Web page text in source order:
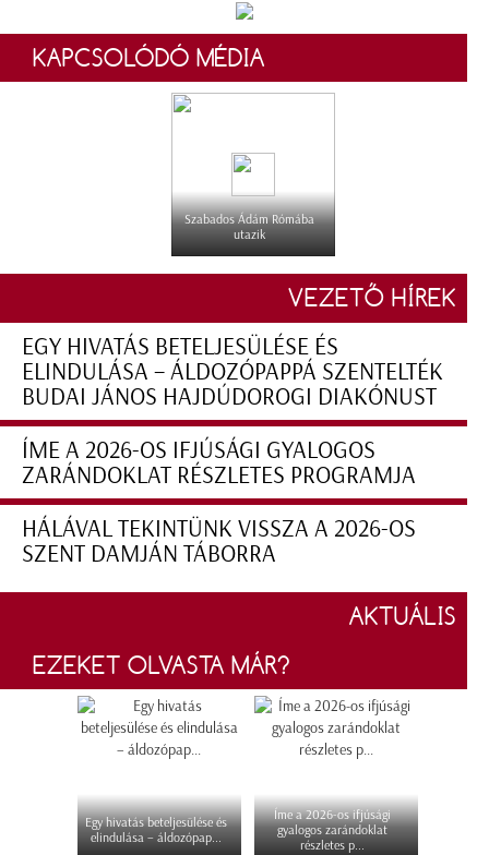
KAPCSOLÓDÓ MÉDIA
Szabados Ádám Rómába
utazik
VEZETŐ HÍREK
EGY HIVATÁS BETELJESÜLÉSE ÉS
ELINDULÁSA – ÁLDOZÓPAPPÁ SZENTELTÉK
BUDAI JÁNOS HAJDÚDOROGI DIAKÓNUST
ÍME A 2026-OS IFJÚSÁGI GYALOGOS
ZARÁNDOKLAT RÉSZLETES PROGRAMJA
HÁLÁVAL TEKINTÜNK VISSZA A 2026-OS
SZENT DAMJÁN TÁBORRA
AKTUÁLIS
EZEKET OLVASTA MÁR?
Egy hivatás beteljesülése és
elindulása – áldozópap...
Íme a 2026-os ifjúsági
gyalogos zarándoklat
részletes p...